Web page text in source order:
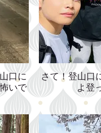
口に
いで
さて！登山口
よ登